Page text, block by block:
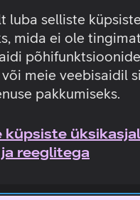
luba selliste küpsiste
mida ei ole
põhifunktsioonide
meie veebisaidil
pakkumiseks.
küpsiste
reeglitega
viga